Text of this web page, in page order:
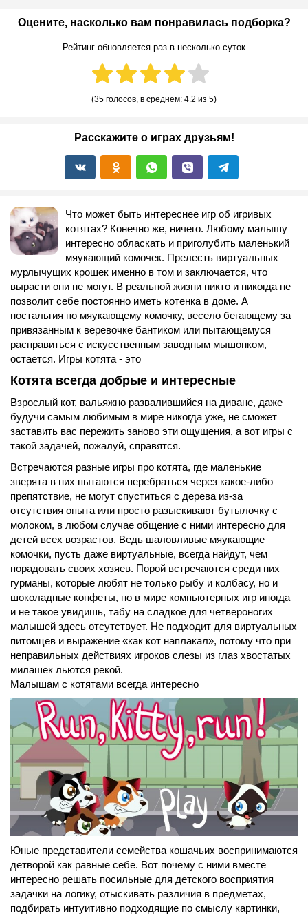
Что может быть интереснее игр об игривых
котятах? Конечно же, ничего. Любому малышу
интересно обласкать и приголубить маленький
мяукающий комочек. Прелесть виртуальных
мурлычущих крошек именно в том и заключается, что
вырасти они не могут. В реальной жизни никто и никогда не
позволит себе постоянно иметь котенка в доме. А
ностальгия по мяукающему комочку, весело бегающему за
привязанным к веревочке бантиком или пытающемуся
расправиться с искусственным заводным мышонком,
остается. Игры котята - это
Оцените, насколько вам понравилась подборка?
Рейтинг обновляется раз в несколько суток
(35 голосов, в среднем: 4.2 из 5)
Расскажите о играх друзьям!
Котята всегда добрые и интересные
Взрослый кот, вальяжно развалившийся на диване, даже
будучи самым любимым в мире никогда уже, не сможет
заставить вас пережить заново эти ощущения, а вот игры с
такой задачей, пожалуй, справятся.
Встречаются разные игры про котята, где маленькие
зверята в них пытаются перебраться через какое-либо
препятствие, не могут спуститься с дерева из-за
отсутствия опыта или просто разыскивают бутылочку с
молоком, в любом случае общение с ними интересно для
детей всех возрастов. Ведь шаловливые мяукающие
комочки, пусть даже виртуальные, всегда найдут, чем
порадовать своих хозяев. Порой встречаются среди них
гурманы, которые любят не только рыбу и колбасу, но и
шоколадные конфеты, но в мире компьютерных игр иногда
и не такое увидишь, табу на сладкое для четвероногих
малышей здесь отсутствует. Не подходит для виртуальных
питомцев и выражение «как кот наплакал», потому что при
неправильных действиях игроков слезы из глаз хвостатых
милашек льются рекой.
Малышам с котятами всегда интересно
Юные представители семейства кошачьих воспринимаются
детворой как равные себе. Вот почему с ними вместе
интересно решать посильные для детского восприятия
задачки на логику, отыскивать различия в предметах,
подбирать интуитивно подходящие по смыслу картинки,